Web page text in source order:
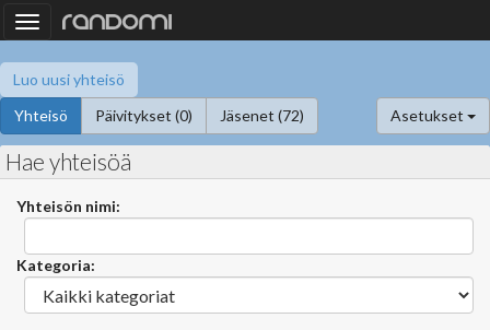
Toggle
navigation
Luo uusi yhteisö
Yhteisö
Päivitykset (0) Jäsenet (72) Asetukset
Hae yhteisöä
Yhteisön nimi:
Kategoria: